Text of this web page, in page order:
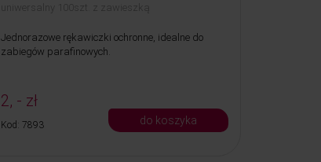
uniwersalny 100szt. z zawieszką
Jednorazowe rękawiczki ochronne, idealne do
zabiegów parafinowych.
2, - zł
Kod: 7893 do koszyka